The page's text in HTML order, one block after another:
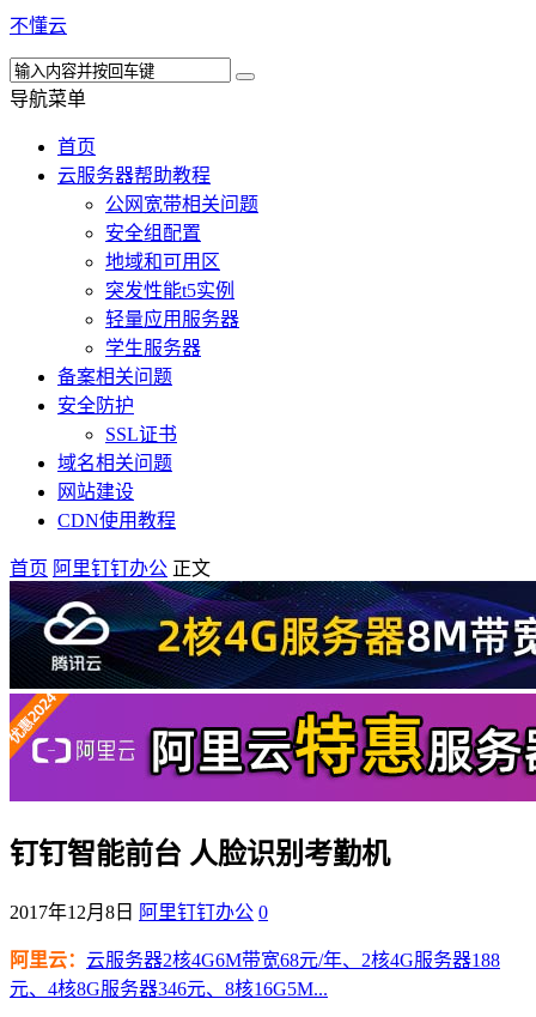
不懂云
导航菜单
首页
云服务器帮助教程
公网宽带相关问题
安全组配置
地域和可用区
突发性能t5实例
轻量应用服务器
学生服务器
备案相关问题
安全防护
SSL证书
域名相关问题
网站建设
CDN使用教程
首页 阿里钉钉办公 正文
钉钉智能前台 人脸识别考勤机
2017年12月8日 阿里钉钉办公 0
阿里云： 云服务器2核4G6M带宽68元/年、2核4G服务器188
元、4核8G服务器346元、8核16G5M...